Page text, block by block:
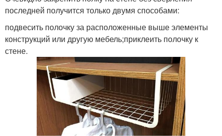
последней получится только двумя способами:
подвесить полочку за расположенные выше элементы
конструкций или другую мебель;приклеить полочку к
стене.